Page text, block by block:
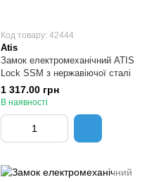
Код товару: 42444
Atis
Замок електромеханічний ATIS
Lock SSM з нержавіючої сталі
1 317.00 грн
В наявності